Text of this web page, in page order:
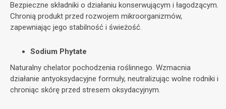
Bezpieczne składniki o działaniu konserwującym i łagodzącym.
Chronią produkt przed rozwojem mikroorganizmów,
zapewniając jego stabilność i świeżość.
Sodium Phytate
Naturalny chelator pochodzenia roślinnego. Wzmacnia
działanie antyoksydacyjne formuły, neutralizując wolne rodniki i
chroniąc skórę przed stresem oksydacyjnym.